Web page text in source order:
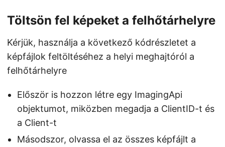
Töltsön fel képeket a felhőtárhelyre
Kérjük, használja a következő kódrészletet a
képfájlok feltöltéséhez a helyi meghajtóról a
felhőtárhelyre
Először is hozzon létre egy ImagingApi
objektumot, miközben megadja a ClientID-t és
a Client-t
Másodszor, olvassa el az összes képfájlt a